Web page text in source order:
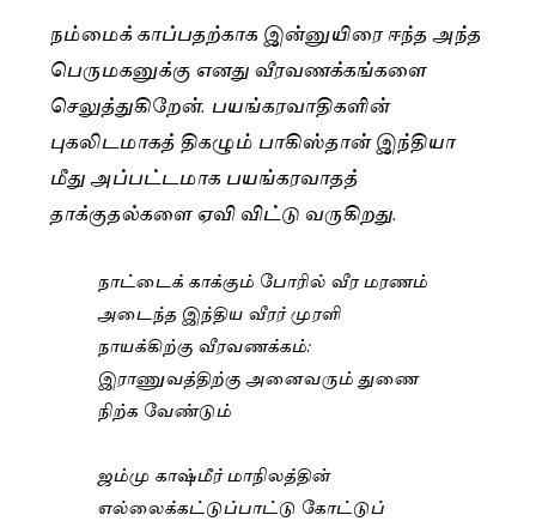
நம்மைக் காப்பதற்காக இன்னுயிரை ஈந்த அந்த
பெருமகனுக்கு எனது வீரவணக்கங்களை
செலுத்துகிறேன். பயங்கரவாதிகளின்
புகலிடமாகத் திகழும் பாகிஸ்தான் இந்தியா
மீது அப்பட்டமாக பயங்கரவாதத்
தாக்குதல்களை ஏவி விட்டு வருகிறது.
நாட்டைக் காக்கும் போரில் வீர மரணம்
அடைந்த இந்திய வீரர் முரளி
நாயக்கிற்கு வீரவணக்கம்:
இராணுவத்திற்கு அனைவரும் துணை
நிற்க வேண்டும்
ஜம்மு காஷ்மீர் மாநிலத்தின்
எல்லைக்கட்டுப்பாட்டு கோட்டுப்